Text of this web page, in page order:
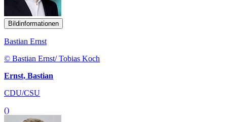
Bildinformationen
Bastian Ernst
© Bastian Ernst/ Tobias Koch
Ernst, Bastian
CDU/CSU
()